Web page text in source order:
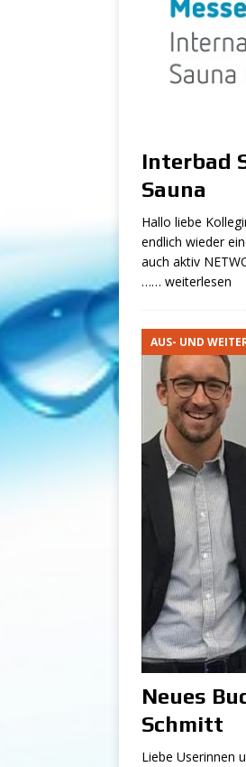
Interbad
Sauna
Hallo liebe
endlich wieder
auch aktiv
…… weiterlesen
AUS- UND
Neues
Schmitt
Liebe Userinnen